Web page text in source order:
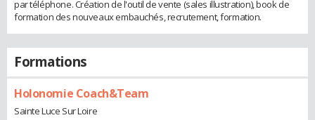
par téléphone. Création de l'outil de vente (sales illustration), book de
formation des nouveaux embauchés, recrutement, formation.
Formations
Holonomie Coach&Team
Sainte Luce Sur Loire